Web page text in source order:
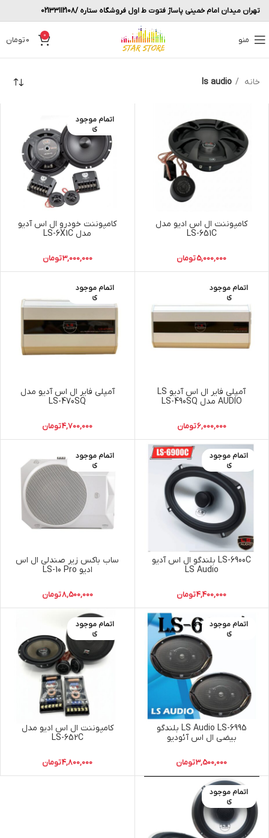
تهران میدان امام خمینی پاساژ فتوت ط اول فروشگاه ستاره /02133112108
منو 0
0تومان
خانه ls audio
کامپوننت ال اس ادیو مدل
LS-651C
5,000,000تومان
اتمام موجود
ی
کامپوننت خودرو ال اس آدیو
مدل LS-6X1C
3,000,000تومان
اتمام موجود
ی
آمپلی فایر ال اس آدیو LS
AUDIO مدل LS-490SQ
6,000,000تومان
اتمام موجود
ی
آمپلی فایر ال اس آدیو مدل
LS-470SQ
4,700,000تومان
اتمام موجود
ی
LS-6900C بلندگو ال اس آدیو
LS Audio
4,400,000تومان
اتمام موجود
ی
ساب باکس زیر صندلی ال اس
ادیو LS-10 Pro
8,500,000تومان
اتمام موجود
ی
LS Audio LS-6995 بلندگو
بیضی ال اس آئودیو
3,500,000تومان
اتمام موجود
ی
کامپوننت ال اس ادیو مدل
LS-652C
4,800,000تومان
اتمام موجود
ی